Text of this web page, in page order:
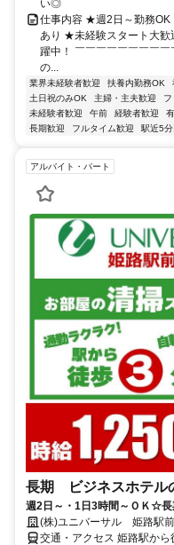
い◎
仕事内容 ★週2日～勤務
あり ★未経験スタート大
躍中！ ￣￣￣￣￣￣￣￣
の...
業界未経験者歓迎 扶養内勤務OK
土日祝のみOK
主婦・主夫歓迎
未経験者歓迎
午前 経験者歓迎
長期歓迎
フルタイム歓迎 駅近5分
アルバイト・パート
長期 ビジネスホテル
週2日～・1日3時間～ＯＫ☆長
(株)ユニバーサル 姫路駅
交通・アクセス 姫路駅から